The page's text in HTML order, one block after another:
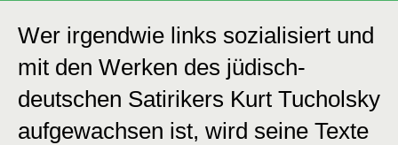
Wer irgendwie links sozialisiert und
mit den Werken des jüdisch-
deutschen Satirikers Kurt Tucholsky
aufgewachsen ist, wird seine Texte